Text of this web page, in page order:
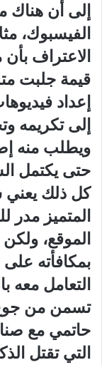
إلى أن هناك
الفيسبوك،
الاعتراف
قيمة جلبت
إعداد
إلى تكريمه
ويطلب منه
حتى يكتمل
كل ذلك يعني
المتميز مدر
الموقع،
بمكافأته
التعامل معه
تسمن من جوع.
حاتمي مع
التي تقتل